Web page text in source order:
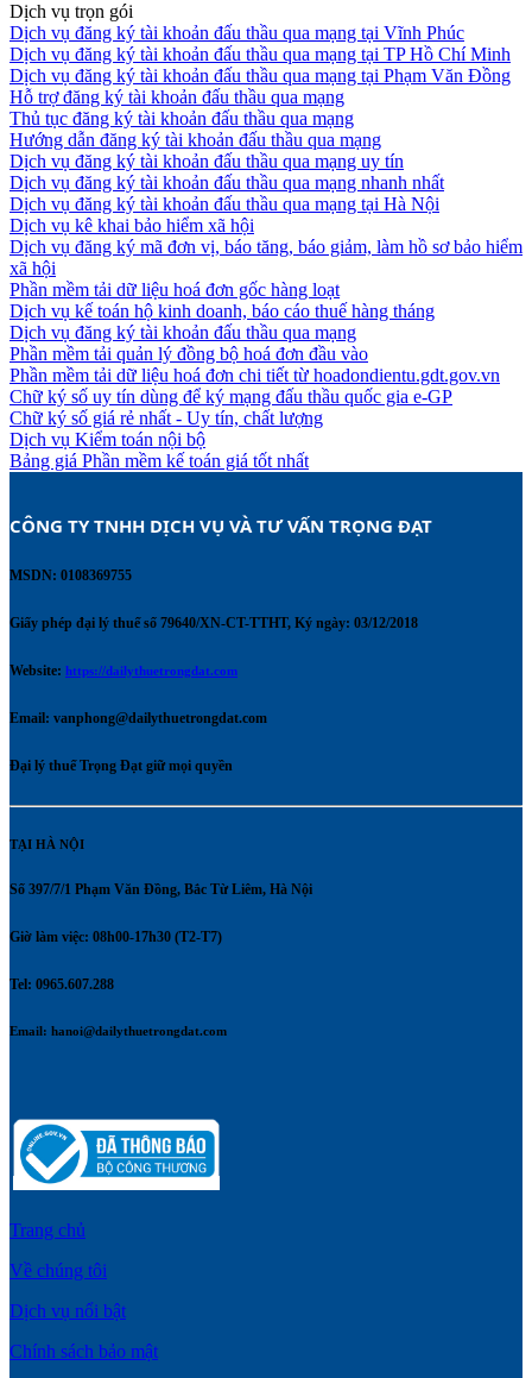
Dịch vụ trọn gói
Dịch vụ đăng ký tài khoản đấu thầu qua mạng tại Vĩnh Phúc
Dịch vụ đăng ký tài khoản đấu thầu qua mạng tại TP Hồ Chí Minh
Dịch vụ đăng ký tài khoản đấu thầu qua mạng tại Phạm Văn Đồng
Hỗ trợ đăng ký tài khoản đấu thầu qua mạng
Thủ tục đăng ký tài khoản đấu thầu qua mạng
Hướng dẫn đăng ký tài khoản đấu thầu qua mạng
Dịch vụ đăng ký tài khoản đấu thầu qua mạng uy tín
Dịch vụ đăng ký tài khoản đấu thầu qua mạng nhanh nhất
Dịch vụ đăng ký tài khoản đấu thầu qua mạng tại Hà Nội
Dịch vụ kê khai bảo hiểm xã hội
Dịch vụ đăng ký mã đơn vị, báo tăng, báo giảm, làm hồ sơ bảo hiểm
xã hội
Phần mềm tải dữ liệu hoá đơn gốc hàng loạt
Dịch vụ kế toán hộ kinh doanh, báo cáo thuế hàng tháng
Dịch vụ đăng ký tài khoản đấu thầu qua mạng
Phần mềm tải quản lý đồng bộ hoá đơn đầu vào
Phần mềm tải dữ liệu hoá đơn chi tiết từ hoadondientu.gdt.gov.vn
Chữ ký số uy tín dùng để ký mạng đấu thầu quốc gia e-GP
Chữ ký số giá rẻ nhất - Uy tín, chất lượng
Dịch vụ Kiểm toán nội bộ
Bảng giá Phần mềm kế toán giá tốt nhất
CÔNG TY TNHH DỊCH VỤ VÀ TƯ VẤN TRỌNG ĐẠT
MSDN: 0108369755
Giấy phép đại lý thuế số 79640/XN-CT-TTHT, Ký ngày: 03/12/2018
Website: https://dailythuetrongdat.com
Email: vanphong@dailythuetrongdat.com
Đại lý thuế Trọng Đạt giữ mọi quyền
TẠI HÀ NỘI
Số 397/7/1 Phạm Văn Đồng, Bắc Từ Liêm, Hà Nội
Giờ làm việc: 08h00-17h30 (T2-T7)
Tel: 0965.607.288
Email: hanoi@dailythuetrongdat.com
Trang chủ
Về chúng tôi
Dịch vụ nổi bật
Chính sách bảo mật